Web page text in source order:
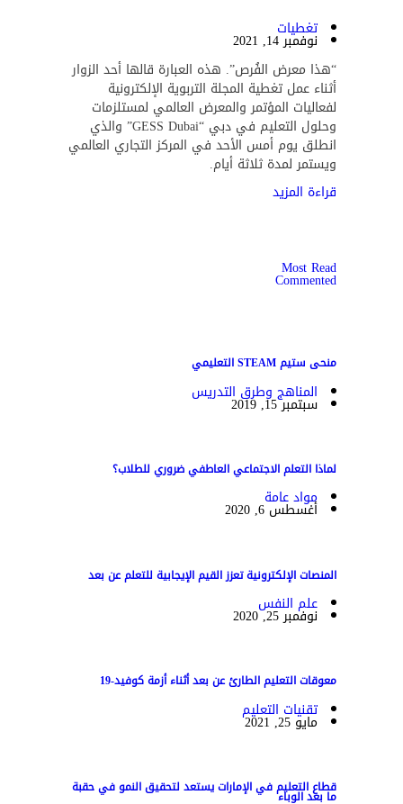
تغطيات
نوفمبر 14, 2021
“هذا معرض الفُرص”. هذه العبارة قالها أحد الزوار
أثناء عمل تغطية المجلة التربوية الإلكترونية
لفعاليات المؤتمر والمعرض العالمي لمستلزمات
وحلول التعليم في دبي “GESS Dubai” والذي
انطلق يوم أمس الأحد في المركز التجاري العالمي
ويستمر لمدة ثلاثة أيام.
قراءة المزيد
Most Read
Commented
منحى ستيم STEAM التعليمي
المناهج وطرق التدريس
سبتمبر 15, 2019
لماذا التعلم الاجتماعي العاطفي ضروري للطلاب؟
مواد عامة
أغسطس 6, 2020
المنصات الإلكترونية تعزز القيم الإيجابية للتعلم عن بعد
علم النفس
نوفمبر 25, 2020
معوقات التعليم الطارئ عن بعد أثناء أزمة كوفيد-19
تقنيات التعليم
مايو 25, 2021
قطاع التعليم في الإمارات يستعد لتحقيق النمو في حقبة
ما بعد الوباء